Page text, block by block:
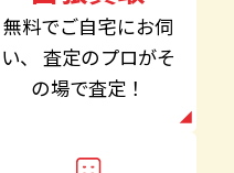
無料でご自宅にお伺
い、 査定のプロがそ
の場で査定！